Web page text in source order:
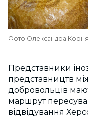
Фото Олександра
Представники
представництв
добровольців
маршрут
відвідування